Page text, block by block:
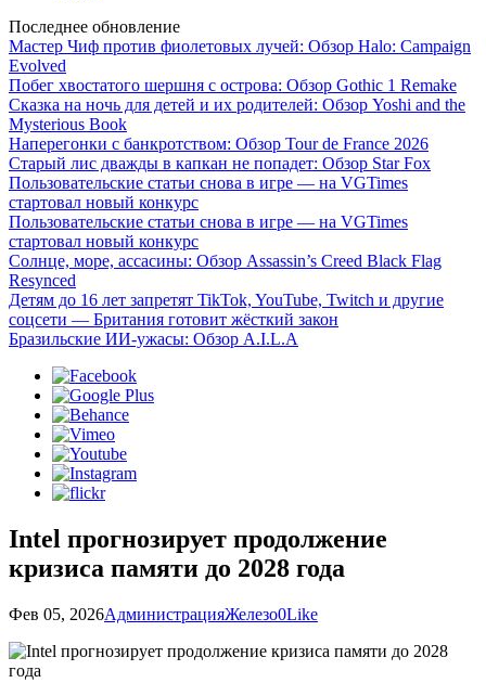
Последнее обновление
Мастер Чиф против фиолетовых лучей: Обзор Halo: Campaign
Evolved
Побег хвостатого шершня с острова: Обзор Gothic 1 Remake
Сказка на ночь для детей и их родителей: Обзор Yoshi and the
Mysterious Book
Наперегонки с банкротством: Обзор Tour de France 2026
Старый лис дважды в капкан не попадет: Обзор Star Fox
Пользовательские статьи снова в игре — на VGTimes
стартовал новый конкурс
Пользовательские статьи снова в игре — на VGTimes
стартовал новый конкурс
Солнце, море, ассасины: Обзор Assassin’s Creed Black Flag
Resynced
Детям до 16 лет запретят TikTok, YouTube, Twitch и другие
соцсети — Британия готовит жёсткий закон
Бразильские ИИ-ужасы: Обзор A.I.L.A
Intel прогнозирует продолжение
кризиса памяти до 2028 года
Фев 05, 2026АдминистрацияЖелезо0Like